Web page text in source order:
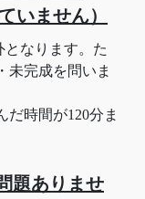
いません）
なります。た
未完成を問いま
だ時間が120分ま
題ありませ